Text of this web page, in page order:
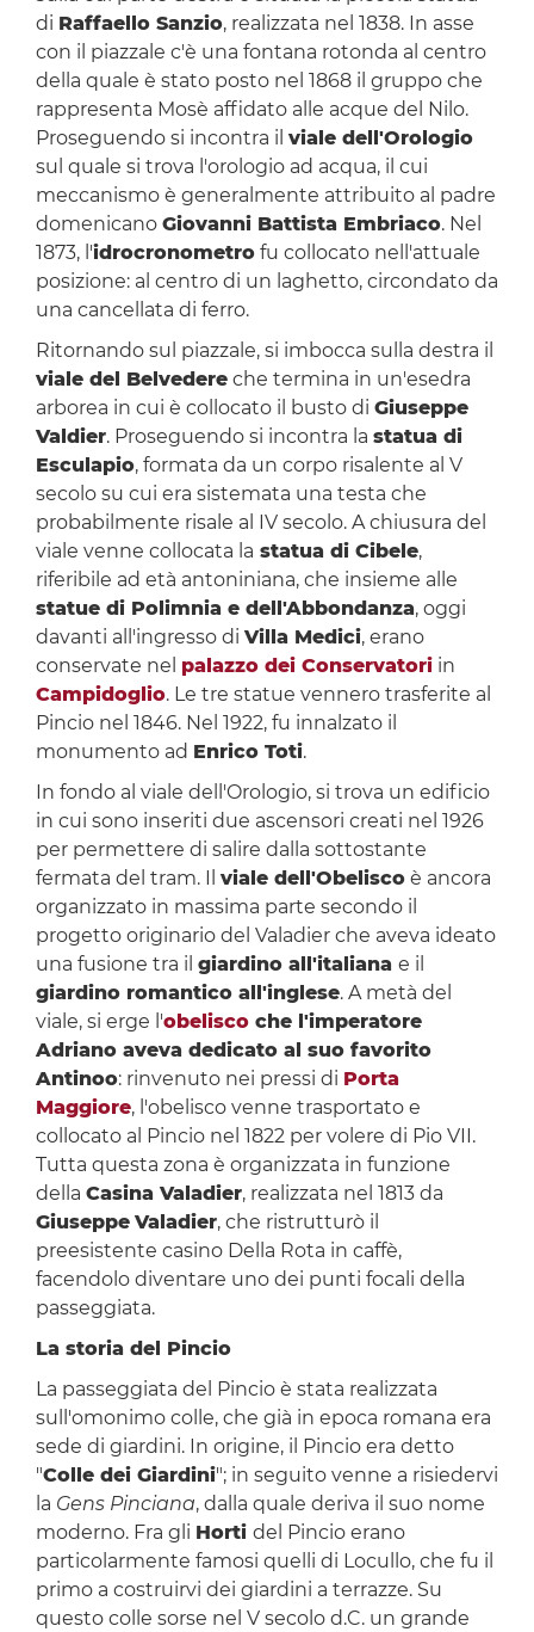
di Raffaello Sanzio, realizzata nel 1838. In asse
con il piazzale c'è una fontana rotonda al centro
della quale è stato posto nel 1868 il gruppo che
rappresenta Mosè affidato alle acque del Nilo.
Proseguendo si incontra il viale dell'Orologio
sul quale si trova l'orologio ad acqua, il cui
meccanismo è generalmente attribuito al padre
domenicano Giovanni Battista Embriaco. Nel
1873, l'idrocronometrofu collocato nell'attuale
posizione: al centro di un laghetto, circondato da
una cancellata di ferro.
Ritornando sul piazzale, si imbocca sulla destra il
viale del Belvedereche termina in un'esedra
arborea in cui è collocato il busto di Giuseppe
Valdier. Proseguendo si incontra la statua di
Esculapio, formata da un corpo risalente al V
secolo su cui era sistemata una testa che
probabilmente risale al IV secolo. A chiusura del
viale venne collocata la statua di Cibele,
riferibile ad età antoniniana, che insieme alle
statue di Polimnia e dell'Abbondanza, oggi
davanti all'ingresso di Villa Medici, erano
conservate nel palazzo dei Conservatori in
Campidoglio. Le tre statue vennero trasferite al
Pincio nel 1846. Nel 1922, fu innalzato il
monumento ad Enrico Toti.
In fondo al viale dell'Orologio, si trova un edificio
in cui sono inseriti due ascensori creati nel 1926
per permettere di salire dalla sottostante
fermata del tram. Il viale dell'Obeliscoè ancora
organizzato in massima parte secondo il
progetto originario del Valadier che aveva ideato
una fusione tra il giardino all'italiana e il
giardino romantico all'inglese. A metà del
viale, si erge l'obeliscoche l'imperatore
Adriano aveva dedicato al suo favorito
Antinoo: rinvenuto nei pressi di Porta
Maggiore, l'obelisco venne trasportato e
collocato al Pincio nel 1822 per volere di Pio VII.
Tutta questa zona è organizzata in funzione
della Casina Valadier, realizzata nel 1813 da
Giuseppe Valadier, che ristrutturò il
preesistente casino Della Rota in caffè,
facendolo diventare uno dei punti focali della
passeggiata.
La storia del Pincio
La passeggiata del Pincio è stata realizzata
sull'omonimo colle, che già in epoca romana era
sede di giardini. In origine, il Pincio era detto
"Colle dei Giardini"; in seguito venne a risiedervi
la Gens Pinciana, dalla quale deriva il suo nome
moderno. Fra gli Horti del Pincio erano
particolarmente famosi quelli di Locullo, che fu il
primo a costruirvi dei giardini a terrazze. Su
questo colle sorse nel V secolo d.C. un grande